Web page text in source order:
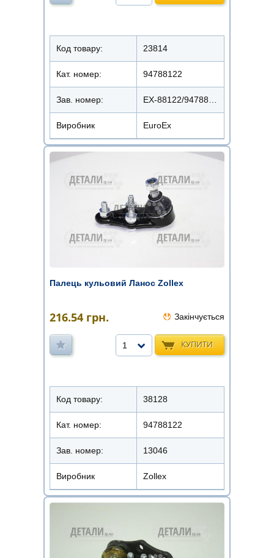
Код товару: 23814
Кат. номер: 94788122
Зав. номер:
Виробник EuroEx
Палець кульовий Ланос Zollex
216.54 грн. Закінчується
КУПИТИ
1
Код товару: 38128
Кат. номер: 94788122
Зав. номер: 13046
Виробник Zollex